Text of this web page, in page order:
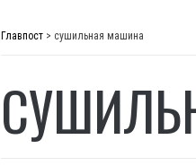
Главпост > сушильная машина